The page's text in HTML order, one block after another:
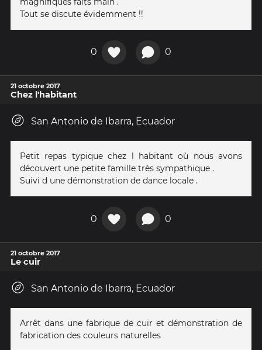
Tout se discute évidemment !!
0 0
21 octobre 2017
Chez l'habitant
San Antonio de Ibarra, Ecuador
Petit repas typique chez l habitant où nous avons
découvert une petite famille très sympathique .
Suivi d une démonstration de dance locale .
0 0
21 octobre 2017
Le cuir
San Antonio de Ibarra, Ecuador
Arrêt dans une fabrique de cuir et démonstration de
fabrication des couleurs naturelles